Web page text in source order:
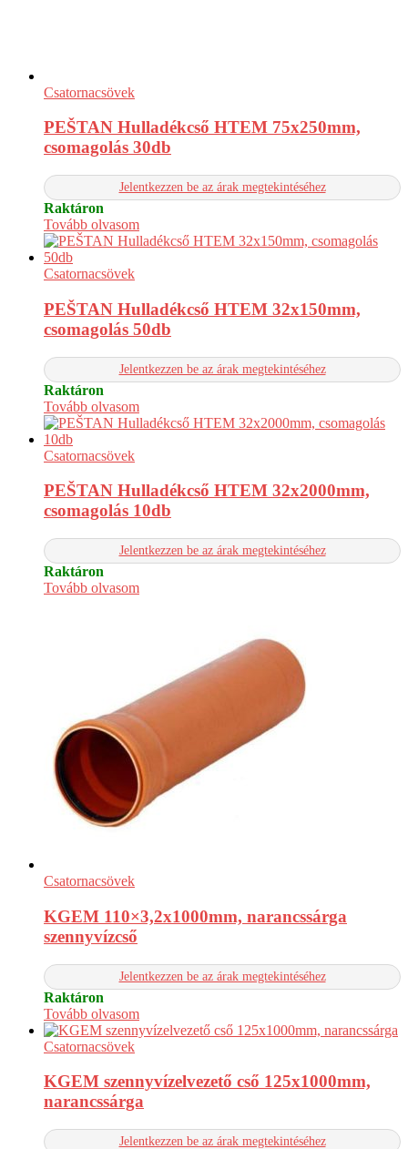
Csatornacsövek
PEŠTAN Hulladékcső HTEM 75x250mm,
csomagolás 30db
Jelentkezzen be az árak megtekintéséhez
Raktáron
Tovább olvasom
Csatornacsövek
PEŠTAN Hulladékcső HTEM 32x150mm,
csomagolás 50db
Jelentkezzen be az árak megtekintéséhez
Raktáron
Tovább olvasom
Csatornacsövek
PEŠTAN Hulladékcső HTEM 32x2000mm,
csomagolás 10db
Jelentkezzen be az árak megtekintéséhez
Raktáron
Tovább olvasom
Csatornacsövek
KGEM 110×3,2x1000mm, narancssárga
szennyvízcső
Jelentkezzen be az árak megtekintéséhez
Raktáron
Tovább olvasom
Csatornacsövek
KGEM szennyvízelvezető cső 125x1000mm,
narancssárga
Jelentkezzen be az árak megtekintéséhez